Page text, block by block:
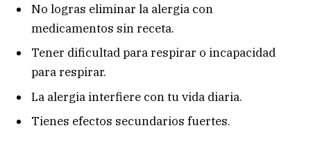
No logras eliminar la alergia con
medicamentos sin receta.
Tener dificultad para respirar o incapacidad
para respirar.
La alergia interfiere con tu vida diaria.
Tienes efectos secundarios fuertes.